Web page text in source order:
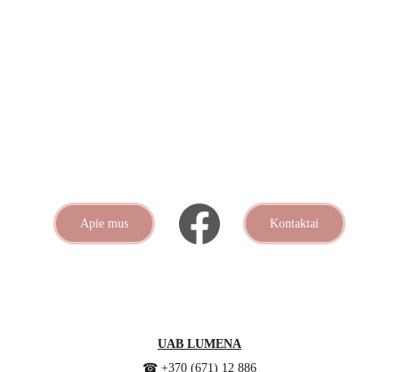
UAB LUMENA
☎ +370 (671) 12 886
Apie mus Kontaktai